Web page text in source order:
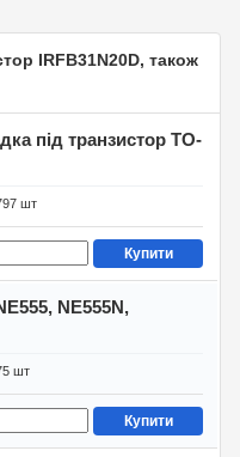
IRFB31N20D, також
під транзистор TO-
шт
Купити
NE555N,
шт
Купити